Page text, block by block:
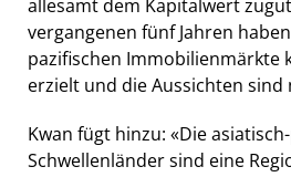
allesamt dem Kapitalwert
vergangenen fünf Jahren
pazifischen Immobilienmärkte
erzielt und die Aussichten sind
Kwan fügt hinzu: «Die
Schwellenländer sind eine